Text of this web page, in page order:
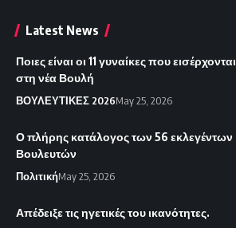
Latest News
Ποιες είναι οι 11 γυναίκες που εισέρχονται
στη νέα Βουλή
ΒΟΥΛΕΥΤΙΚΕΣ 2026May 25, 2026
Ο πλήρης κατάλογος των 56 εκλεγέντων
Βουλευτών
ΠολιτικήMay 25, 2026
Απέδειξε τις ηγετικές του ικανότητες.